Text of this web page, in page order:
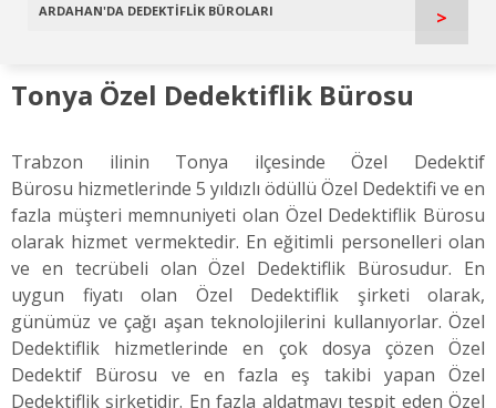
ARDAHAN'DA DEDEKTİFLİK BÜROLARI >
Tonya Özel Dedektiflik Bürosu
Trabzon ilinin Tonya ilçesinde Özel Dedektif
Bürosu hizmetlerinde 5 yıldızlı ödüllü Özel Dedektifi ve en
fazla müşteri memnuniyeti olan Özel Dedektiflik Bürosu
olarak hizmet vermektedir. En eğitimli personelleri olan
ve en tecrübeli olan Özel Dedektiflik Bürosudur. En
uygun fiyatı olan Özel Dedektiflik şirketi olarak,
günümüz ve çağı aşan teknolojilerini kullanıyorlar. Özel
Dedektiflik hizmetlerinde en çok dosya çözen Özel
Dedektif Bürosu ve en fazla eş takibi yapan Özel
Dedektiflik şirketidir. En fazla aldatmayı tespit eden Özel